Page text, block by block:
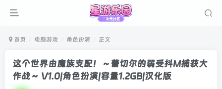
首页 电脑游戏 角色扮演 正文
这个世界由魔族支配！～蕾切尔的弱受抖M捕获大
作战～ V1.0|角色扮演|容量1.2GB|汉化版